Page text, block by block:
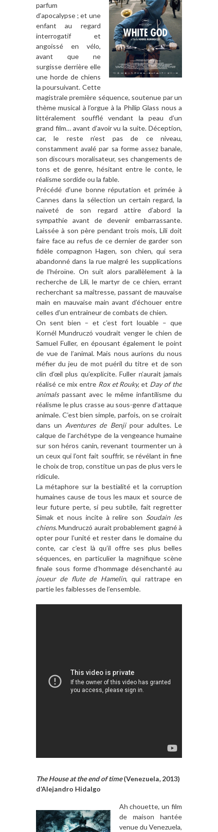
parfum
d’apocalypse ; et une
enfant au regard
interrogatif et
angoissé en vélo,
avant que ne
surgisse derrière elle
une horde de chiens
la poursuivant. Cette
magistrale première séquence, soutenue par un
thème musical à l’orgue à la Philip Glass nous a
littéralement soufflé vendant la peau d’un
grand film… avant d’avoir vu la suite. Déception,
car, le reste n’est pas de ce niveau,
constamment avalé par sa forme assez banale,
son discours moralisateur, ses changements de
tons et de genre, hésitant entre le conte, le
réalisme sordide ou la fable.
Précédé d’une bonne réputation et primée à
Cannes dans la sélection un certain regard, la
naïveté de son regard attire d’abord la
sympathie avant de devenir embarrassante.
Laissée à son père pendant trois mois, Lili doit
faire face au refus de ce dernier de garder son
fidèle compagnon Hagen, son chien, qui sera
abandonné dans la rue malgré les supplications
de l’héroïne. On suit alors parallèlement à la
recherche de Lili, le martyr de ce chien, errant
recherchant sa maîtresse, passant de mauvaise
main en mauvaise main avant d’échouer entre
celles d’un entraineur de combats de chien.
On sent bien – et c’est fort louable – que
Kornél Mundruczó voudrait venger le chien de
Samuel Fuller, en épousant également le point
de vue de l’animal. Mais nous aurions du nous
méfier du jeu de mot puéril du titre et de son
clin d’œil plus qu’explicite. Fuller n’aurait jamais
réalisé ce mix entre Rox et Rouky, et Day of the
animalspassant avec le même infantilisme du
réalisme le plus crasse au sous-genre d’attaque
animale. C’est bien simple, parfois, on se croirait
dans un Aventures de Benjipour adultes. Le
calque de l’archétype de la vengeance humaine
sur son héros canin, revenant tourmenter un à
un ceux qui l’ont fait souffrir, se révélant in fine
le choix de trop, constitue un pas de plus vers le
ridicule.
La métaphore sur la bestialité et la corruption
humaines cause de tous les maux et source de
leur future perte, si peu subtile, fait regretter
Simak et nous incite à relire son Soudain les
chiens. Mundruczó aurait probablement gagné à
opter pour l’unité et rester dans le domaine du
conte, car c’est là qu’il offre ses plus belles
séquences, en particulier la magnifique scène
finale sous forme d’hommage désenchanté au
joueur de flute de Hamelin, qui rattrape en
partie les faiblesses de l’ensemble.
The House at the end of time(Venezuela, 2013)
d’Alejandro Hidalgo
Ah chouette, un film
de maison hantée
venue du Venezuela,